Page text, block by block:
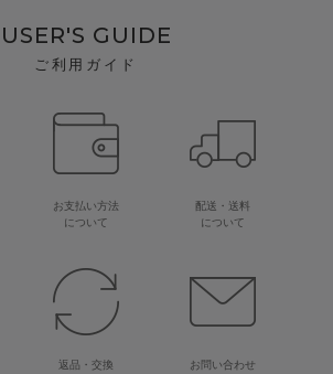
USER'S GUIDE
ご利用ガイド
お支払い方法
について
配送・送料
について
返品・交換
お問い合わせ